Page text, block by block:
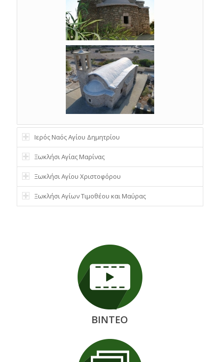
Ιερός Ναός Αγίου Δημητρίου
Ξωκλήσι Αγίας Μαρίνας
Ξωκλήσι Αγίου Χριστοφόρου
Ξωκλήσι Αγίων Τιμοθέου και Μαύρας
ΒΙΝΤΕΟ